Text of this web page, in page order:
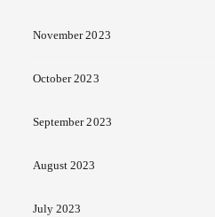
November 2023
October 2023
September 2023
August 2023
July 2023